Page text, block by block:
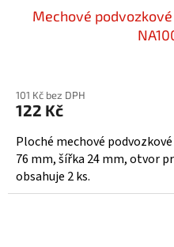
Mechové
101 Kč bez DPH
122 Kč
Ploché mechové
76 mm, šířka 24 mm, otvor
obsahuje 2 ks.